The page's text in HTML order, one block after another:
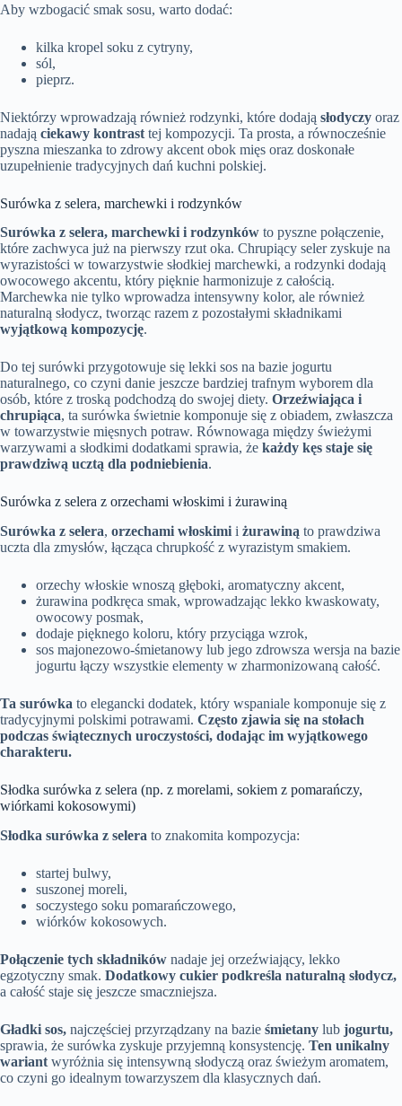
Aby wzbogacić smak sosu, warto dodać:
kilka kropel soku z cytryny,
sól,
pieprz.
Niektórzy wprowadzają również rodzynki, które dodają słodyczy oraz
nadają ciekawy kontrast tej kompozycji. Ta prosta, a równocześnie
pyszna mieszanka to zdrowy akcent obok mięs oraz doskonałe
uzupełnienie tradycyjnych dań kuchni polskiej.
Surówka z selera, marchewki i rodzynków
Surówka z selera, marchewki i rodzynków to pyszne połączenie,
które zachwyca już na pierwszy rzut oka. Chrupiący seler zyskuje na
wyrazistości w towarzystwie słodkiej marchewki, a rodzynki dodają
owocowego akcentu, który pięknie harmonizuje z całością.
Marchewka nie tylko wprowadza intensywny kolor, ale również
naturalną słodycz, tworząc razem z pozostałymi składnikami
wyjątkową kompozycję.
Do tej surówki przygotowuje się lekki sos na bazie jogurtu
naturalnego, co czyni danie jeszcze bardziej trafnym wyborem dla
osób, które z troską podchodzą do swojej diety. Orzeźwiająca i
chrupiąca, ta surówka świetnie komponuje się z obiadem, zwłaszcza
w towarzystwie mięsnych potraw. Równowaga między świeżymi
warzywami a słodkimi dodatkami sprawia, że każdy kęs staje się
prawdziwą ucztą dla podniebienia.
Surówka z selera z orzechami włoskimi i żurawiną
Surówka z selera, orzechami włoskimi i żurawiną to prawdziwa
uczta dla zmysłów, łącząca chrupkość z wyrazistym smakiem.
orzechy włoskie wnoszą głęboki, aromatyczny akcent,
żurawina podkręca smak, wprowadzając lekko kwaskowaty,
owocowy posmak,
dodaje pięknego koloru, który przyciąga wzrok,
sos majonezowo-śmietanowy lub jego zdrowsza wersja na bazie
jogurtu łączy wszystkie elementy w zharmonizowaną całość.
Ta surówka to elegancki dodatek, który wspaniale komponuje się z
tradycyjnymi polskimi potrawami. Często zjawia się na stołach
podczas świątecznych uroczystości, dodając im wyjątkowego
charakteru.
Słodka surówka z selera (np. z morelami, sokiem z pomarańczy,
wiórkami kokosowymi)
Słodka surówka z selera to znakomita kompozycja:
startej bulwy,
suszonej moreli,
soczystego soku pomarańczowego,
wiórków kokosowych.
Połączenie tych składników nadaje jej orzeźwiający, lekko
egzotyczny smak. Dodatkowy cukier podkreśla naturalną słodycz,
a całość staje się jeszcze smaczniejsza.
Gładki sos, najczęściej przyrządzany na bazie śmietany lub jogurtu,
sprawia, że surówka zyskuje przyjemną konsystencję. Ten unikalny
wariant wyróżnia się intensywną słodyczą oraz świeżym aromatem,
co czyni go idealnym towarzyszem dla klasycznych dań.